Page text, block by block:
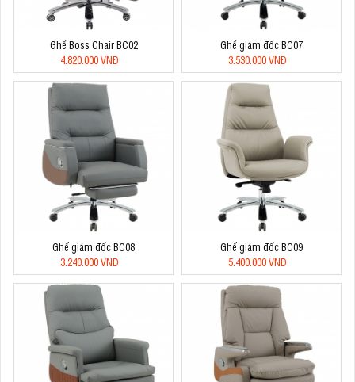
Ghế Boss Chair BC02
4.820.000 VNĐ
Ghế giám đốc BC07
3.530.000 VNĐ
Ghế giám đốc BC08
3.240.000 VNĐ
Ghế giám đốc BC09
5.400.000 VNĐ